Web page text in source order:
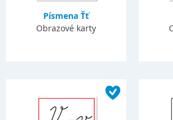
Písmena Ťť
Obrazové karty